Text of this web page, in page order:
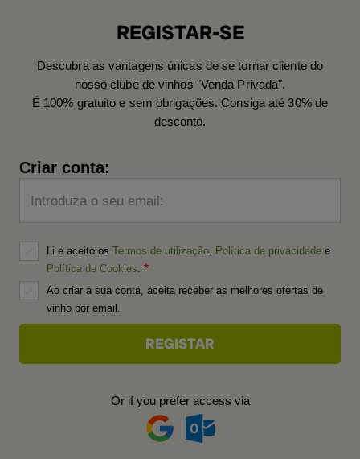
REGISTAR-SE
Descubra as vantagens únicas de se tornar cliente do
nosso clube de vinhos "Venda Privada".
É 100% gratuito e sem obrigações. Consiga até 30% de
desconto.
Criar conta:
Introduza o seu email:
Li e aceito os Termos de utilização Política de privacidade e
Política de Cookies
Ao criar a sua conta, aceita receber as melhores ofertas de
vinho por email.
Or if you prefer access via